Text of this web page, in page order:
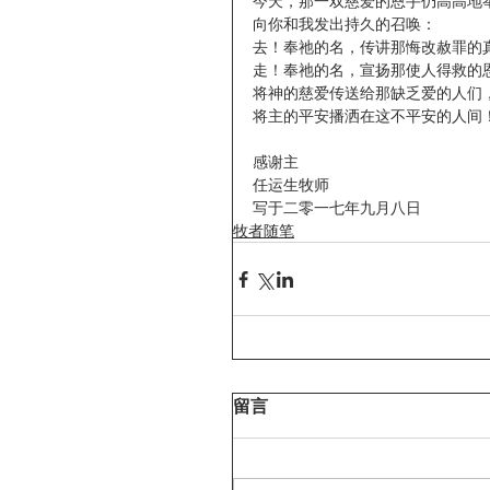
向你和我发出持久的召唤：
去！奉祂的名，传讲那悔改赦罪的
走！奉祂的名，宣扬那使人得救的
将神的慈爱传送给那缺乏爱的人们，
将主的平安播洒在这不平安的人间！
感谢主
任运生牧师
写于二零一七年九月八日
牧者随笔
留言